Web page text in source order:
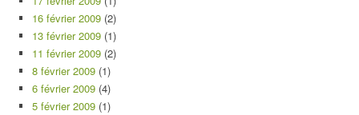
16 février 2009 (2)
13 février 2009 (1)
11 février 2009 (2)
8 février 2009 (1)
6 février 2009 (4)
5 février 2009 (1)